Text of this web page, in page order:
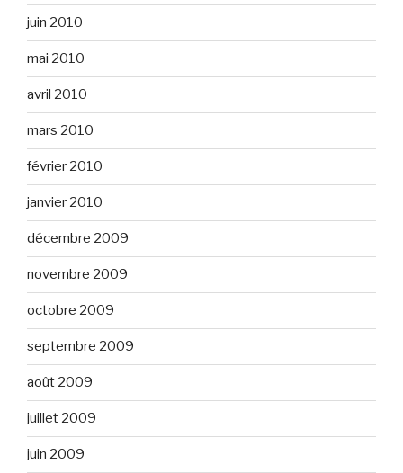
juin 2010
mai 2010
avril 2010
mars 2010
février 2010
janvier 2010
décembre 2009
novembre 2009
octobre 2009
septembre 2009
août 2009
juillet 2009
juin 2009